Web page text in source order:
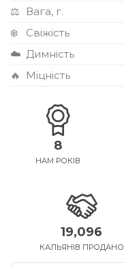
⚖️
Вага, г.
❄️
Свіжість
☁️ Димність
🔥
Міцність
8
НАМ РОКІВ
19,096
КАЛЬЯНІВ ПРОДАНО